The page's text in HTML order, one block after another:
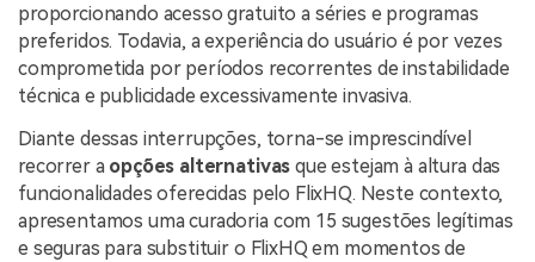
proporcionando acesso gratuito a séries e programas
preferidos. Todavia, a experiência do usuário é por vezes
comprometida por períodos recorrentes de instabilidade
técnica e publicidade excessivamente invasiva.
Diante dessas interrupções, torna-se imprescindível
recorrer a opções alternativas que estejam à altura das
funcionalidades oferecidas pelo FlixHQ. Neste contexto,
apresentamos uma curadoria com 15 sugestões legítimas
e seguras para substituir o FlixHQ em momentos de